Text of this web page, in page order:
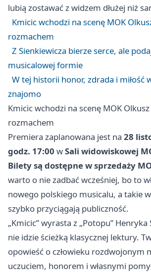
lubią zostawać z widzem dłużej niż
Kmicic wchodzi na scenę MOK
rozmachem
Z Sienkiewicza bierze serce, ale
musicalowej formie
W tej historii honor, zdrada i miłość
znajomo
Kmicic wchodzi na scenę MOK
rozmachem
Premiera zaplanowana jest na 28
godz. 17:00 wSali widowiskowej
Bilety są dostępne w sprzedaży
warto o nie zadbać wcześniej, bo to
nowego polskiego musicalu, a takie
szybko przyciągają publiczność.
„Kmicic” wyrasta z „Potopu”
nie idzie ścieżką klasycznej lektury.
opowieść o człowieku rozdwojonym
uczuciem, honorem i własnymi